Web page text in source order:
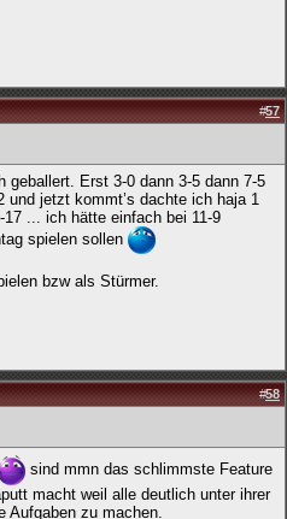
#57
geballert. Erst 3-0 dann 3-5 dann 7-5
und jetzt kommt’s dachte ich haja 1
... ich hätte einfach bei 11-9
spielen sollen
bzw als Stürmer.
#58
sind mmn das schlimmste Feature
macht weil alle deutlich unter ihrer
Aufgaben zu machen.